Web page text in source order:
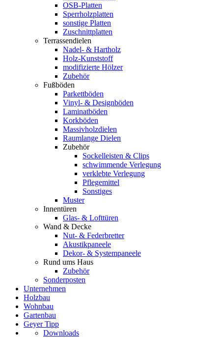
OSB-Platten
Sperrholzplatten
sonstige Platten
Zuschnittplatten
Terrassendielen
Nadel- & Hartholz
Holz-Kunststoff
modifizierte Hölzer
Zubehör
Fußböden
Parkettböden
Vinyl- & Designböden
Laminatböden
Korkböden
Massivholzdielen
Raumlange Dielen
Zubehör
Sockelleisten & Clips
schwimmende Verlegung
verklebte Verlegung
Pflegemittel
Sonstiges
Muster
Innentüren
Glas- & Lofttüren
Wand & Decke
Nut- & Federbretter
Akustikpaneele
Dekor- & Systempaneele
Rund ums Haus
Zubehör
Sonderposten
Unternehmen
Holzbau
Wohnbau
Gartenbau
Geyer Tipp
Downloads